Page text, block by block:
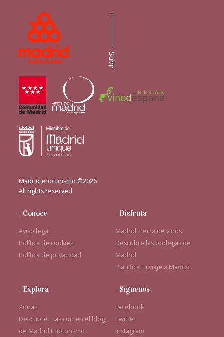
Madrid enoturismo ©2026
All rights reserved
- Conoce
Aviso legal
Política de cookies
Política de privacidad
- Disfruta
Madrid, tierra de vinos
Descubre las bodegas de
Madrid
Planifica tu viaje a Madrid
- Explora
Zonas
Descubre más con en el blog
de Madrid Enoturismo
- Síguenos
Facebook
Twitter
Instagram
Subir